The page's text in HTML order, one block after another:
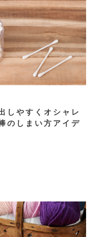
しやすくオシャレ
のしまい方アイデ